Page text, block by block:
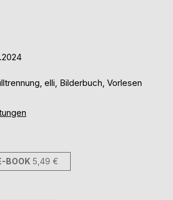
elli, Bilderbuch, Vorlesen
BOOK 5,49 €